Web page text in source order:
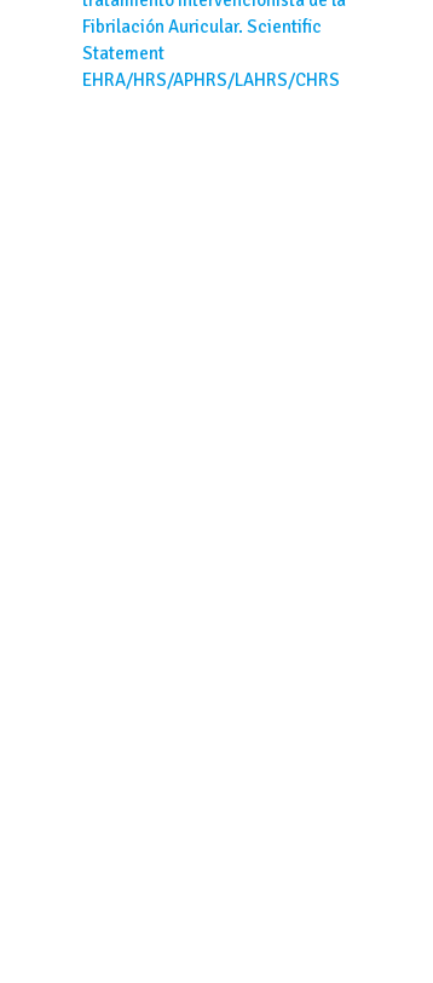
Fibrilación Auricular. Scientific
Statement
EHRA/HRS/APHRS/LAHRS/CHRS